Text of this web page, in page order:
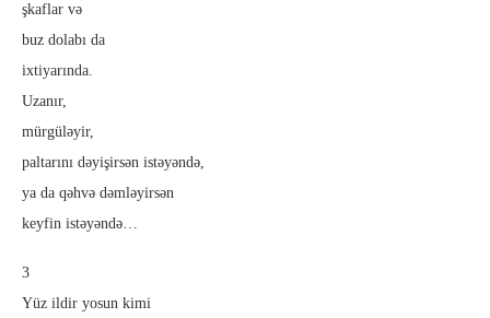
şkaflar və
buz dolabı da
ixtiyarında.
Uzanır,
mürgüləyir,
paltarını dəyişirsən istəyəndə,
ya da qəhvə dəmləyirsən
keyfin istəyəndə…
3
Yüz ildir yosun kimi